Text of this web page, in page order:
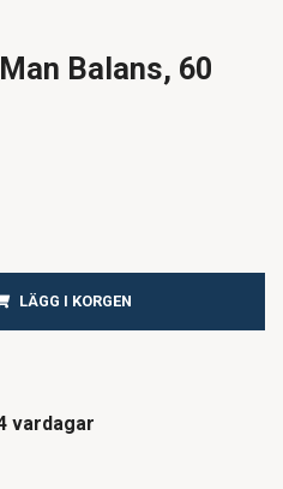
Balans, 60
LÄGG I KORGEN
vardagar